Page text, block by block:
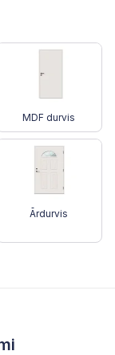
MDF durvis
Ārdurvis